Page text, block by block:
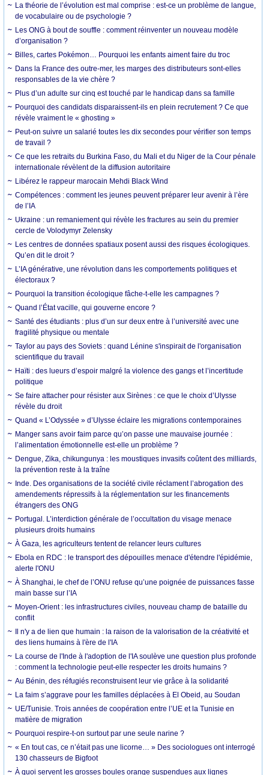
La théorie de l’évolution est mal comprise : est-ce un problème de langue,
de vocabulaire ou de psychologie ?
Les ONG à bout de souffle : comment réinventer un nouveau modèle
d’organisation ?
Billes, cartes Pokémon… Pourquoi les enfants aiment faire du troc
Dans la France des outre-mer, les marges des distributeurs sont-elles
responsables de la vie chère ?
Plus d’un adulte sur cinq est touché par le handicap dans sa famille
Pourquoi des candidats disparaissent-ils en plein recrutement ? Ce que
révèle vraiment le « ghosting »
Peut-on suivre un salarié toutes les dix secondes pour vérifier son temps
de travail ?
Ce que les retraits du Burkina Faso, du Mali et du Niger de la Cour pénale
internationale révèlent de la diffusion autoritaire
Libérez le rappeur marocain Mehdi Black Wind
Compétences : comment les jeunes peuvent préparer leur avenir à l’ère
de l’IA
Ukraine : un remaniement qui révèle les fractures au sein du premier
cercle de Volodymyr Zelensky
Les centres de données spatiaux posent aussi des risques écologiques.
Qu’en dit le droit ?
L’IA générative, une révolution dans les comportements politiques et
électoraux ?
Pourquoi la transition écologique fâche-t-elle les campagnes ?
Quand l’État vacille, qui gouverne encore ?
Santé des étudiants : plus d’un sur deux entre à l’université avec une
fragilité physique ou mentale
Taylor au pays des Soviets : quand Lénine s'inspirait de l'organisation
scientifique du travail
Haïti : des lueurs d’espoir malgré la violence des gangs et l’incertitude
politique
Se faire attacher pour résister aux Sirènes : ce que le choix d’Ulysse
révèle du droit
Quand « L’Odyssée » d’Ulysse éclaire les migrations contemporaines
Manger sans avoir faim parce qu’on passe une mauvaise journée :
l’alimentation émotionnelle est-elle un problème ?
Dengue, Zika, chikungunya : les moustiques invasifs coûtent des milliards,
la prévention reste à la traîne
Inde. Des organisations de la société civile réclament l’abrogation des
amendements répressifs à la réglementation sur les financements
étrangers des ONG
Portugal. L’interdiction générale de l’occultation du visage menace
plusieurs droits humains
À Gaza, les agriculteurs tentent de relancer leurs cultures
Ebola en RDC : le transport des dépouilles menace d'étendre l'épidémie,
alerte l'ONU
À Shanghai, le chef de l’ONU refuse qu’une poignée de puissances fasse
main basse sur l’IA
Moyen-Orient : les infrastructures civiles, nouveau champ de bataille du
conflit
Il n'y a de lien que humain : la raison de la valorisation de la créativité et
des liens humains à l'ère de l'IA
La course de l'Inde à l'adoption de l'IA soulève une question plus profonde
: comment la technologie peut-elle respecter les droits humains ?
Au Bénin, des réfugiés reconstruisent leur vie grâce à la solidarité
La faim s’aggrave pour les familles déplacées à El Obeid, au Soudan
UE/Tunisie. Trois années de coopération entre l’UE et la Tunisie en
matière de migration
Pourquoi respire-t-on surtout par une seule narine ?
« En tout cas, ce n’était pas une licorne… » Des sociologues ont interrogé
130 chasseurs de Bigfoot
À quoi servent les grosses boules orange suspendues aux lignes